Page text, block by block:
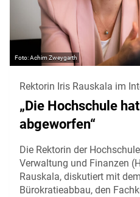
Achim Zweygarth
Rektorin Iris Rauskala im
„Die Hochschule
abgeworfen“
Die Rektorin der
Verwaltung und Finanzen
Rauskala, diskutiert mit
Bürokratieabbau, den